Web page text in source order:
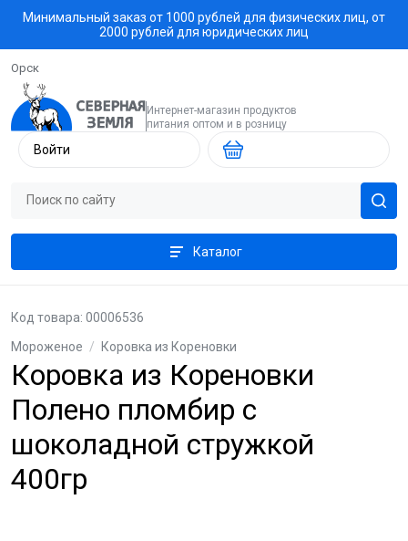
Минимальный заказ от 1000 рублей для физических лиц, от
2000 рублей для юридических лиц
Орск
Интернет-магазин продуктов
питания оптом и в розницу
Войти
Каталог
Мороженое / Коровка из Кореновки
Коровка из Кореновки
Полено пломбир с
шоколадной стружкой
400гр
Код товара: 00006536